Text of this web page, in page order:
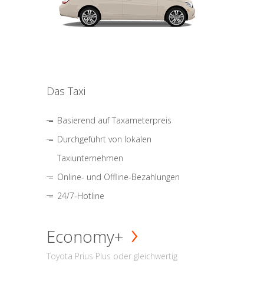
Das Taxi
Basierend auf Taxameterpreis
Durchgeführt von lokalen
Taxiunternehmen
Online- und Offline-Bezahlungen
24/7-Hotline
Economy+
Toyota Prius Plus oder gleichwertig